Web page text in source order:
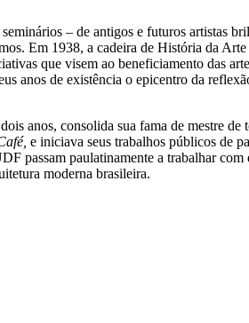
– de antigos e futuros artistas
Em 1938, a cadeira de História da
que visem ao beneficiamento das
anos de existência o epicentro da
anos, consolida sua fama de mestre de
e iniciava seus trabalhos públicos de
passam paulatinamente a trabalhar com
moderna brasileira.